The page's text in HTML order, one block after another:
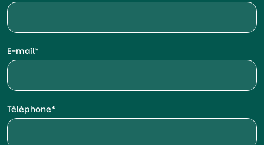
E-mail
Téléphone